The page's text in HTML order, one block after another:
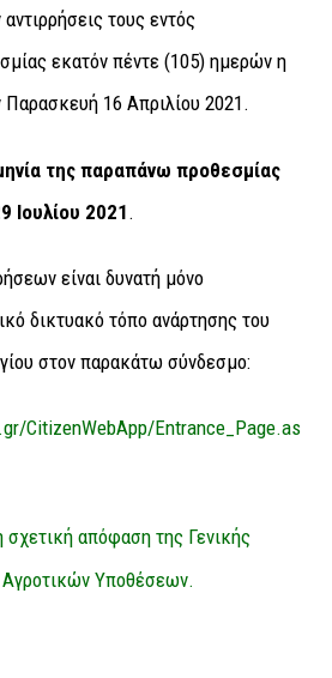
τους εντός
εκατόν πέντε (105) ημερών η
Παρασκευή 16 Απριλίου 2021.
της παραπάνω προθεσμίας
Ιουλίου 2021 .
είναι δυνατή μόνο
δικτυακό τόπο ανάρτησης του
στον παρακάτω σύνδεσμο:
CitizenWebApp/Entrance_Page.as
σχετική απόφαση της Γενικής
Υποθέσεων.